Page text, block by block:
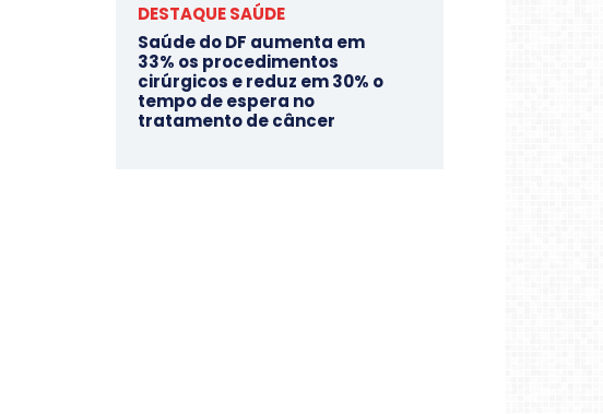
DESTAQUE SAÚDE
Saúde do DF aumenta em
33% os procedimentos
cirúrgicos e reduz em 30% o
tempo de espera no
tratamento de câncer